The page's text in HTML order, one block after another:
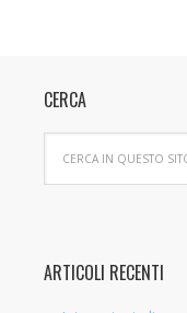
CERCA
ARTICOLI RECENTI